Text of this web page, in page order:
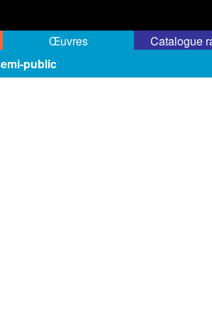
Œuvres
public
Catalogue